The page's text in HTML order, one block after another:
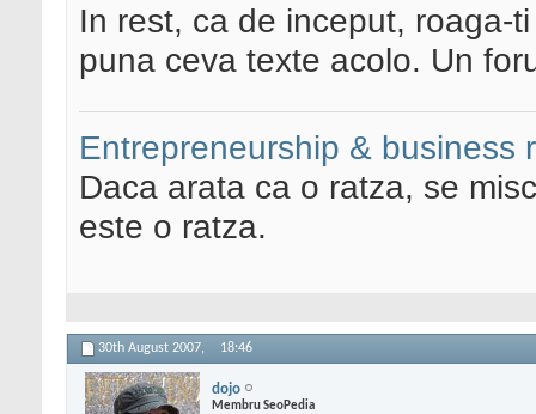
In rest, ca de inceput, roaga-
puna ceva texte acolo. Un
Entrepreneurship & business
Daca arata ca o ratza, se
este o ratza.
30th August 2007, 18:46
dojo
Membru SeoPedia